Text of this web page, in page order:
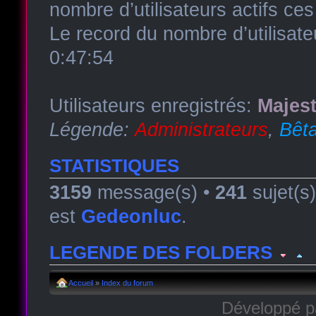
nombre d’utilisateurs actifs
Le record du nombre
0:47:54
Utilisateurs enregistrés:
Légende:Administrateurs,
STATISTIQUES
3159 message(s) • 241
est Gedeonluc.
LEGENDE DES FOLDERS
Forum avec sous-
Accueil » Index du forum
Développé